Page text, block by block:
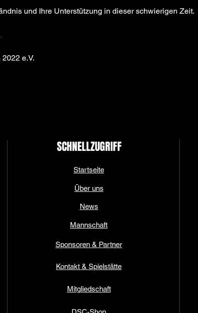
und Ihre Unterstützung in dieser schwierigen Zeit.
e.V.
SCHNELLZUGRIFF
Startseite
Über uns
News
Mannschaft
Sponsoren & Partner
Kontakt & Spielstätte
Mitgliedschaft